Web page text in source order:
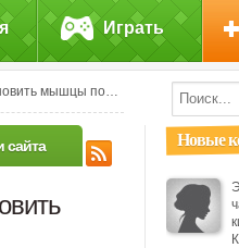
Играть
после тренировок
сайта Новые